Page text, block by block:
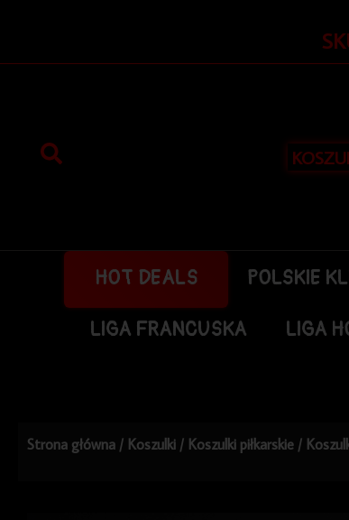
treści
HOT DEALS POLSKIE
LIGA FRANCUSKA LIGA
Strona główna / Koszulki / Koszulki piłkarskie /